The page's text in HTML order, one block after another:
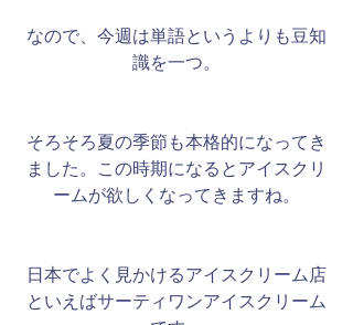
なので、今週は単語というよりも豆知
識を一つ。
そろそろ夏の季節も本格的になってき
ました。この時期になるとアイスクリ
ームが欲しくなってきますね。
日本でよく見かけるアイスクリーム店
といえばサーティワンアイスクリーム